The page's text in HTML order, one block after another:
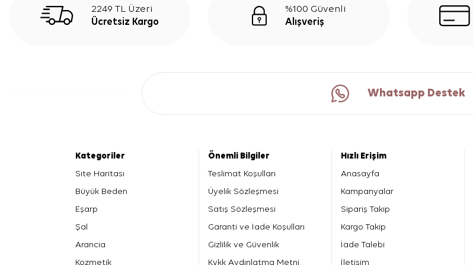
2249 TL Üzeri
Ücretsiz Kargo
%100 Güvenli
Alışveriş
Whatsapp Destek
Kategoriler
Site Haritası
Büyük Beden
Eşarp
Şal
Arancia
Kozmetik
Önemli Bilgiler
Teslimat Koşulları
Üyelik Sözleşmesi
Satış Sözleşmesi
Garanti ve İade Koşulları
Gizlilik ve Güvenlik
Kvkk Aydınlatma Metni
Hızlı Erişim
Anasayfa
Kampanyalar
Sipariş Takip
Kargo Takip
İade Talebi
İletişim